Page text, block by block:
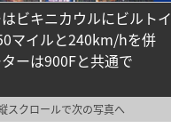
ビキニカウルにビルトイ
マイルと240km/hを併
ーは900Fと共通で
スクロールで次の写真へ